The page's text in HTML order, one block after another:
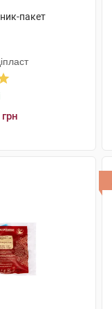
пакет
грн